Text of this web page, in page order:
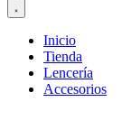
Inicio
Tienda
Lencería
Accesorios